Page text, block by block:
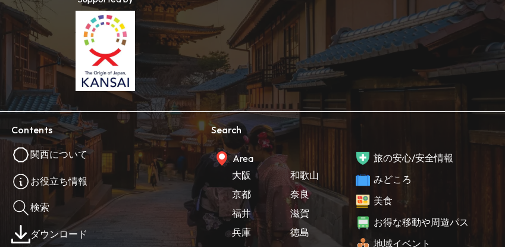
Contents
関西について
お役立ち情報
検索
ダウンロード
Search
Area
大阪
京都
福井
兵庫
和歌山
奈良
滋賀
徳島
旅の安心/安全情報
みどころ
美食
お得な移動や周遊パス
地域イベント